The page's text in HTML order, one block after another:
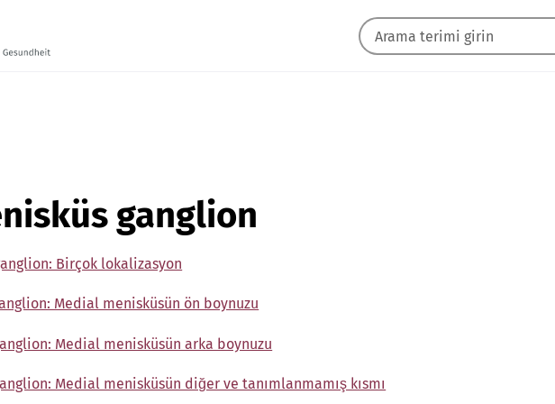
ganglion
Birçok lokalizasyon
Medial menisküsün ön boynuzu
Medial menisküsün arka boynuzu
Medial menisküsün diğer ve tanımlanmamış kısmı